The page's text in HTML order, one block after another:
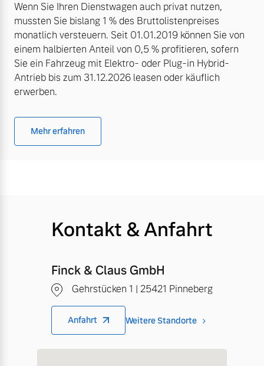
Wenn Sie Ihren Dienstwagen auch privat nutzen,
mussten Sie bislang 1 % des Bruttolistenpreises
monatlich versteuern. Seit 01.01.2019 können Sie von
einem halbierten Anteil von 0,5 % profitieren, sofern
Sie ein Fahrzeug mit Elektro- oder Plug-in Hybrid-
Antrieb bis zum 31.12.2026 leasen oder käuflich
erwerben.
Mehr erfahren
Kontakt & Anfahrt
Finck & Claus GmbH
Gehrstücken 1 | 25421 Pinneberg
Anfahrt Weitere Standorte